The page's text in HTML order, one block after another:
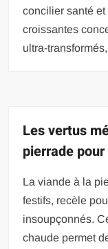
concilier santé
croissantes
ultra-
Les vertus
pierrade
La viande à la
festifs, recèle
insoupçonnés.
chaude permet